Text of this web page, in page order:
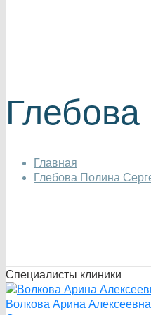
Главная
Глебова Полина
Специалисты клиники
Волкова Арина Алексеевна